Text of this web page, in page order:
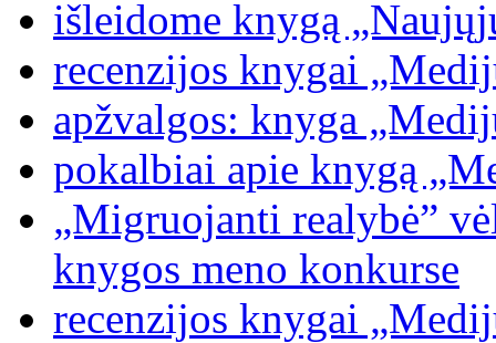
išleidome knygą
recenzijos knygai
apžvalgos: knyga
pokalbiai apie knygą
„Migruojanti realybė”
knygos meno konkurse
recenzijos knygai